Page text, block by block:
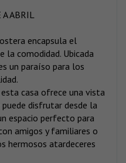
ABRIL
encapsula el
la comodidad. Ubicada
un paraíso para los
casa ofrece una vista
disfrutar desde la
espacio perfecto para
amigos y familiares o
hermosos atardeceres